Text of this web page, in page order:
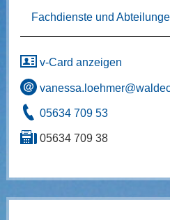
Fachdienste und
v-Card anzeigen
05634 709 53
05634 709 38